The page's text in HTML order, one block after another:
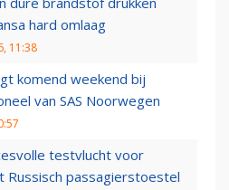
hard omlaag
11:38
komend weekend bij
van SAS Noorwegen
testvlucht voor
Russisch passagierstoestel